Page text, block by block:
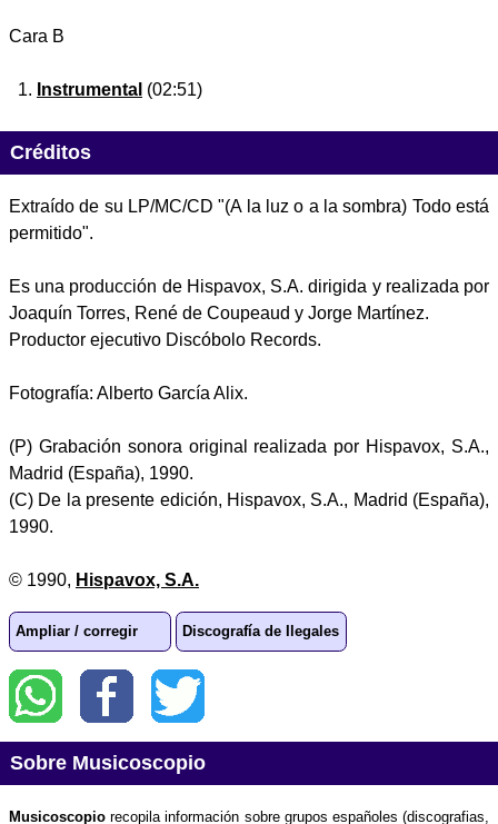
Cara B
Instrumental (02:51)
Créditos
Extraído de su LP/MC/CD "(A la luz o a la sombra) Todo está
permitido".
Es una producción de Hispavox, S.A. dirigida y realizada por
Joaquín Torres, René de Coupeaud y Jorge Martínez.
Productor ejecutivo Discóbolo Records.
Fotografía: Alberto García Alix.
(P) Grabación sonora original realizada por Hispavox, S.A.,
Madrid (España), 1990.
(C) De la presente edición, Hispavox, S.A., Madrid (España),
1990.
© 1990, Hispavox, S.A.
Ampliar / corregir Discografía de Ilegales
Sobre Musicoscopio
Musicoscopio recopila información sobre grupos españoles (discografias,